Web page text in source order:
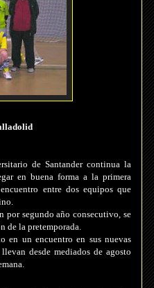
de Santander continua la
en buena forma a la primera
entre dos equipos que
por segundo año consecutivo, se
de la pretemporada.
en un encuentro en sus nuevas
desde mediados de agosto